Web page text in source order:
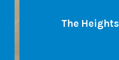
The Heights